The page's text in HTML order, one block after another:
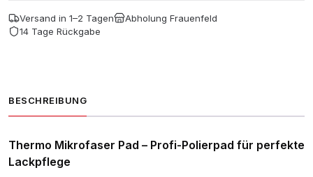
Versand in 1–2 Tagen
Abholung Frauenfeld
14 Tage Rückgabe
BESCHREIBUNG
Thermo Mikrofaser Pad – Profi-Polierpad für perfekte
Lackpflege